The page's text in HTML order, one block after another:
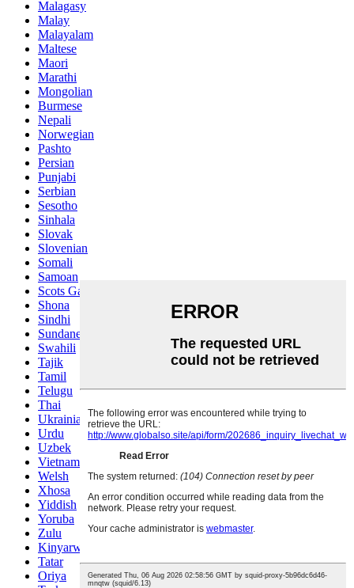
Malagasy
Malay
Malayalam
Maltese
Maori
Marathi
Mongolian
Burmese
Nepali
Norwegian
Pashto
Persian
Punjabi
Serbian
Sesotho
Sinhala
Slovak
Slovenian
Somali
Samoan
Scots Gaelic
Shona
Sindhi
Sundanese
Swahili
Tajik
Tamil
Telugu
Thai
Ukrainian
Urdu
Uzbek
Vietnamese
Welsh
Xhosa
Yiddish
Yoruba
Zulu
Kinyarwanda
Tatar
Oriya